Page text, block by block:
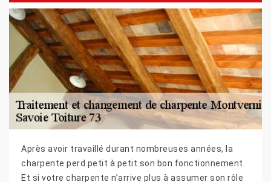
Après avoir travaillé durant nombreuses années, la
charpente perd petit à petit son bon fonctionnement.
Et si votre charpente n’arrive plus à assumer son rôle